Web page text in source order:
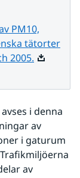
PM10,
tätorter
2005. Pdf, 11.3
i denna
av
i gaturum
av